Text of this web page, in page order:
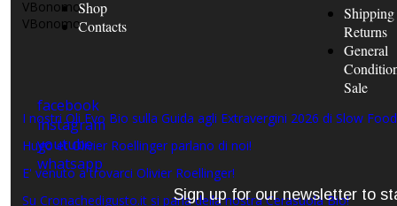
Shipping
Returns
General
Sale
Shop
Contacts
VBonomo
VBonomo
I nostri Oli Evo Bio sulla Guida agli Extravergini 2026 di Slow
Hugo et Olivier Roellinger parlano di noi!
E' venuto a trovarci Olivier Roellinger!
Su Cronachedigusto.it si parla della nostra Cerasuola Bio!
facebook
instagram
youtube
whatsapp
Sign up for our newsletter to